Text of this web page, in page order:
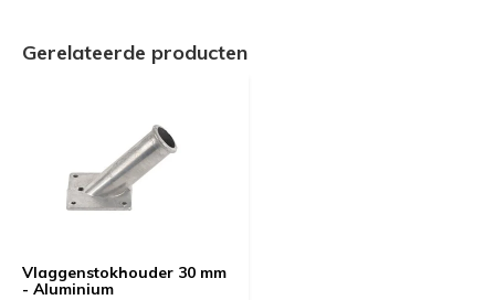
Gerelateerde producten
Vlaggenstokhouder 30 mm
- Aluminium